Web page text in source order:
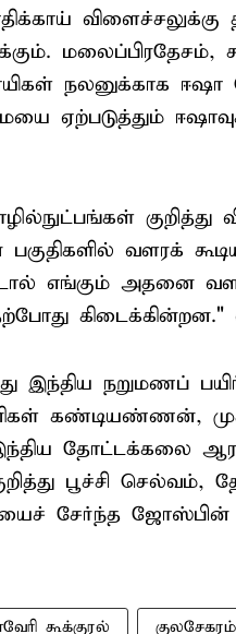
விளைச்சலுக்கு
மலைப்பிரதேசம்,
நலனுக்காக ஈஷா
ஏற்படுத்தும்
குறித்து
வளரக்
எங்கும் அதனை
கிடைக்கின்றன."
இந்திய நறுமணப்
கண்டியண்ணன்,
தோட்டக்கலை
பூச்சி செல்வம்,
சேர்ந்த
கூக்குரல் குலசேகரம்